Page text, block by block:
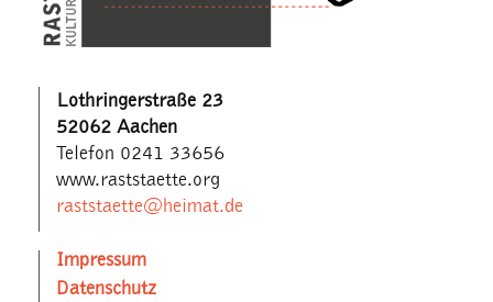
Lothringerstraße 23
52062 Aachen
Telefon 0241 33656
www.raststaette.org
raststaette@heimat.de
Impressum
Datenschutz